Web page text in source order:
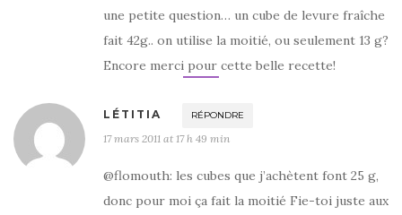
une petite question… un cube de levure fraîche
fait 42g.. on utilise la moitié, ou seulement 13 g?
Encore merci pour cette belle recette!
LÉTITIA RÉPONDRE
17 mars 2011 at 17 h 49 min
@flomouth: les cubes que j’achètent font 25 g,
donc pour moi ça fait la moitié Fie-toi juste aux